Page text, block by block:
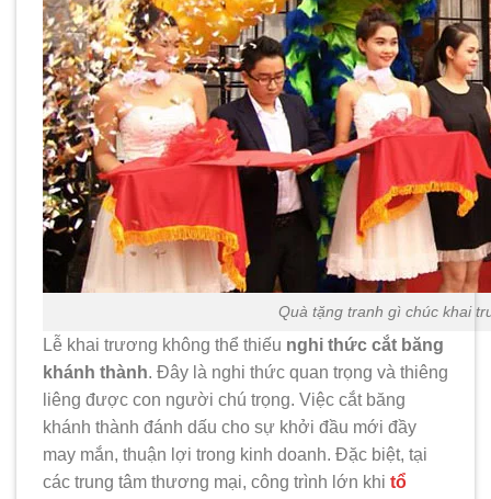
Quà tặng tranh gì chúc khai
Lễ khai trương không thể thiếu nghi thức cắt băng
khánh thành. Đây là nghi thức quan trọng và thiêng
liêng được con người chú trọng. Việc cắt băng
khánh thành đánh dấu cho sự khởi đầu mới đầy
may mắn, thuận lợi trong kinh doanh. Đặc biệt, tại
các trung tâm thương mại, công trình lớn khi tổ